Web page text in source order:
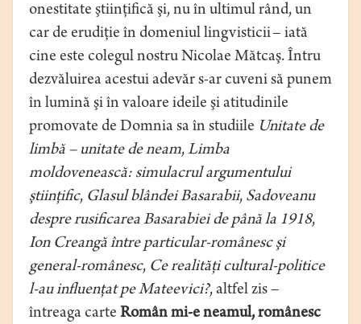
onestitate ştiinţifică şi, nu în ultimul rând, un
car de erudiţie în domeniul lingvisticii – iată
cine este colegul nostru Nicolae Mătcaş. Întru
dezvăluirea acestui adevăr s-ar cuveni să punem
în lumină şi în valoare ideile şi atitudinile
promovate de Domnia sa în studiile Unitate de
limbă – unitate de neam,Limba
moldovenească: simulacrul argumentului
ştiinţific, Glasul blândei Basarabii, Sadoveanu
despre rusificarea Basarabiei de până la 1918,
Ion Creangă între particular-românesc şi
general-românesc, Ce realităţi cultural-politice
l-au influenţat pe Mateevici?, altfel zis –
întreaga carte Român mi-e neamul, românesc